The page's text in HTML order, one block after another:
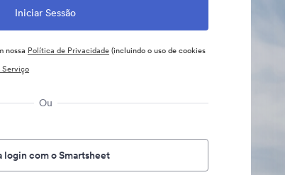
nossa Política de Privacidade(incluindo o uso de cookies
Serviço
Ou
login com o Smartsheet